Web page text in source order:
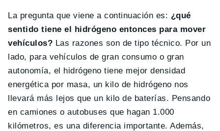
La pregunta que viene a continuación es: ¿qué
sentido tiene el hidrógeno entonces para mover
vehículos? Las razones son de tipo técnico. Por un
lado, para vehículos de gran consumo o gran
autonomía, el hidrógeno tiene mejor densidad
energética por masa, un kilo de hidrógeno nos
llevará más lejos que un kilo de baterías. Pensando
en camiones o autobuses que hagan 1.000
kilómetros, es una diferencia importante. Además,